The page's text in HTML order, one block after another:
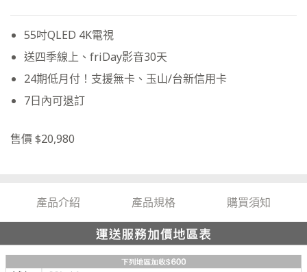
55吋QLED 4K電視
送四季線上、friDay影音30天
24期低月付！支援無卡、玉山/台新信用卡
7日內可退訂
售價 $20,980
產品介紹 產品規格 購買須知